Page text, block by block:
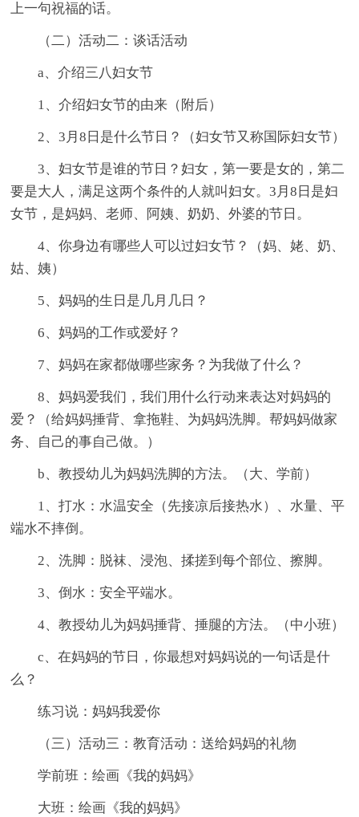
上一句祝福的话。
（二）活动二：谈话活动
a、介绍三八妇女节
1、介绍妇女节的由来（附后）
2、3月8日是什么节日？（妇女节又称国际妇女节）
3、妇女节是谁的节日？妇女，第一要是女的，第二
要是大人，满足这两个条件的人就叫妇女。3月8日是妇
女节，是妈妈、老师、阿姨、奶奶、外婆的节日。
4、你身边有哪些人可以过妇女节？（妈、姥、奶、
姑、姨）
5、妈妈的生日是几月几日？
6、妈妈的工作或爱好？
7、妈妈在家都做哪些家务？为我做了什么？
8、妈妈爱我们，我们用什么行动来表达对妈妈的
爱？（给妈妈捶背、拿拖鞋、为妈妈洗脚。帮妈妈做家
务、自己的事自己做。）
b、教授幼儿为妈妈洗脚的方法。（大、学前）
1、打水：水温安全（先接凉后接热水）、水量、平
端水不摔倒。
2、洗脚：脱袜、浸泡、揉搓到每个部位、擦脚。
3、倒水：安全平端水。
4、教授幼儿为妈妈捶背、捶腿的方法。（中小班）
c、在妈妈的节日，你最想对妈妈说的一句话是什
么？
练习说：妈妈我爱你
（三）活动三：教育活动：送给妈妈的礼物
学前班：绘画《我的妈妈》
大班：绘画《我的妈妈》